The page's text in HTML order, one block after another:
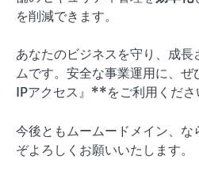
を削減できます。
あなたのビジネスを守り、成
ムです。安全な事業運用に、
IPアクセス』**をご利用くださ
今後ともムームードメイン、な
ぞよろしくお願いいたします。